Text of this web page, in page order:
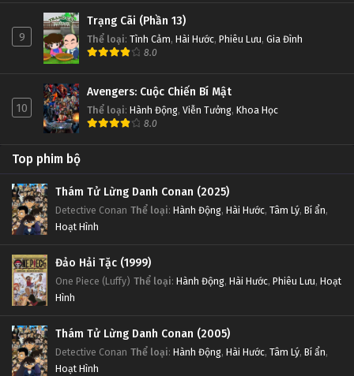
Đấu Phá Thương Khung Ngoại Truyện Tập 57
Đấu Phá Thương Khung Ngoại Truyện Tập 56
Tập 56
Tập 55
Đấu Phá Thương Khung Ngoại Truyện Tập 54
Đấu Phá Thương Khung Ngoại Truyện Tập 52
9
Trạng Cãi (Phần 13)
Thể loại: Tình Cảm, Hài Hước, Phiêu Lưu, Gia Đình
8.0
10
Avengers: Cuộc Chiến Bí Mật
Thể loại: Hành Động, Viễn Tưởng, Khoa Học
8.0
Top phim bộ
Thám Tử Lừng Danh Conan (2025)
Detective Conan Thể loại: Hành Động, Hài Hước, Tâm Lý, Bí ẩn,
Hoạt Hình
Đảo Hải Tặc (1999)
One Piece (Luffy) Thể loại: Hành Động, Hài Hước, Phiêu Lưu, Hoạt
Hình
Thám Tử Lừng Danh Conan (2005)
Detective Conan Thể loại: Hành Động, Hài Hước, Tâm Lý, Bí ẩn,
Hoạt Hình